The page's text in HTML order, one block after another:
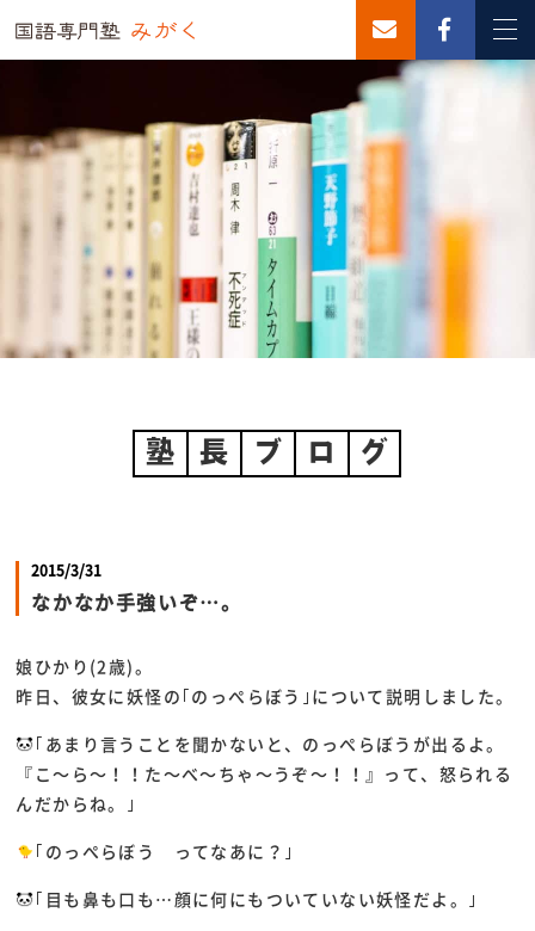
塾 長 ブ ロ グ
2015/3/31
なかなか手強いぞ…。
娘ひかり(2歳)。
昨日、彼女に妖怪の｢のっぺらぼう｣について説明しました。
｢あまり言うことを聞かないと、のっぺらぼうが出るよ。
『こ～ら～！！た～べ～ちゃ～うぞ～！！』って、怒られる
んだからね。｣
｢のっぺらぼう ってなあに？｣
｢目も鼻も口も…顔に何にもついていない妖怪だよ。｣